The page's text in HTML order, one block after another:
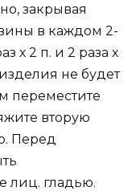
закрывая
в каждом 2-
х 2 п. и 2 раза х
не будет
переместите
вторую
Перед
лиц. гладью.